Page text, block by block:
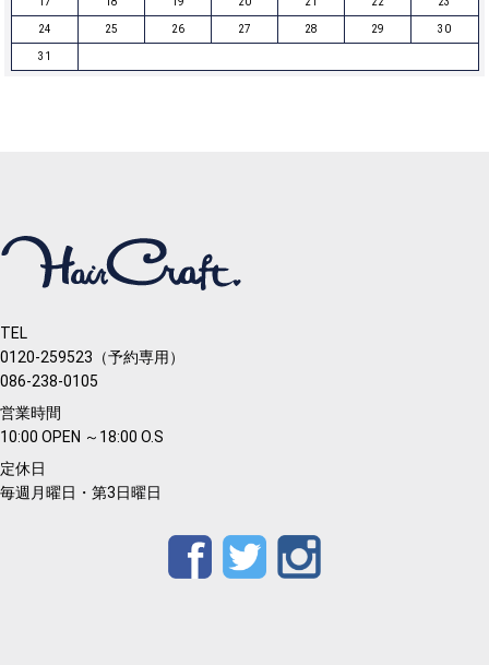
24 25 26 27 28 29 30
31
TEL
0120-259523（予約専用）
086-238-0105
営業時間
10:00 OPEN ～18:00 O.S
定休日
毎週月曜日・第3日曜日
FacebookTwitter